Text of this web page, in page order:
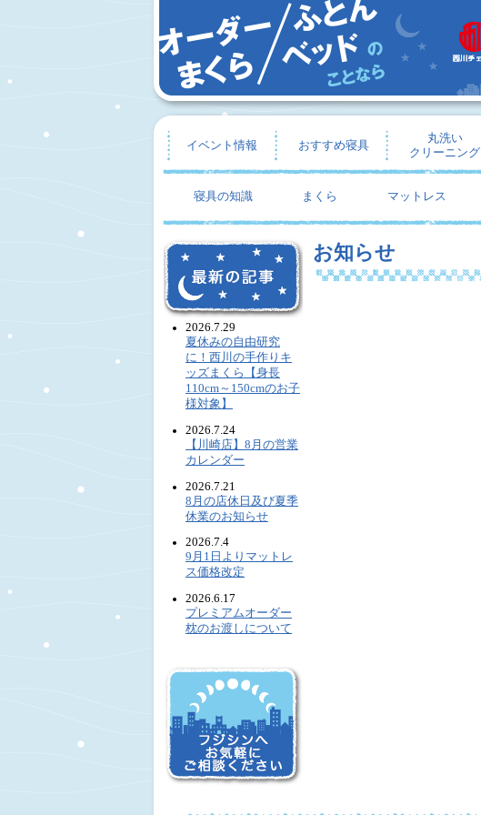
イベント情報 おすすめ寝具
丸洗い
クリーニング
寝具の知識 まくら マットレス
お知らせ
2026.7.29
夏休みの自由研究
に！西川の手作りキ
ッズまくら【身長
110cm～150cmのお子
様対象】
2026.7.24
【川崎店】8月の営業
カレンダー
2026.7.21
8月の店休日及び夏季
休業のお知らせ
2026.7.4
9月1日よりマットレ
ス価格改定
2026.6.17
プレミアムオーダー
枕のお渡しについて